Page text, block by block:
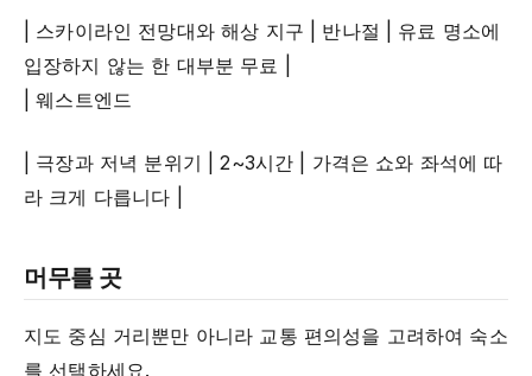
| 스카이라인 전망대와 해상 지구 | 반나절 | 유료 명소에
입장하지 않는 한 대부분 무료 |
| 웨스트엔드
| 극장과 저녁 분위기 | 2~3시간 | 가격은 쇼와 좌석에 따
라 크게 다릅니다 |
머무를 곳
지도 중심 거리뿐만 아니라 교통 편의성을 고려하여 숙소
를 선택하세요.